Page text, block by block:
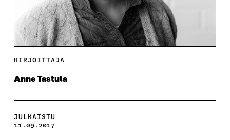
KIRJOITTAJA
Anne Tastula
JULKAISTU
11.09.2017